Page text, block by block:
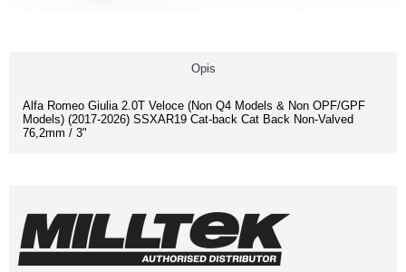
Opis
Alfa Romeo Giulia 2.0T Veloce (Non Q4 Models & Non OPF/GPF
Models) (2017-2026) SSXAR19 Cat-back Cat Back Non-Valved
76,2mm / 3"